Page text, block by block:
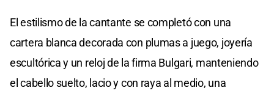
El estilismo de la cantante se completó con una
cartera blanca decorada con plumas a juego, joyería
escultórica y un reloj de la firma Bulgari, manteniendo
el cabello suelto, lacio y con raya al medio, una